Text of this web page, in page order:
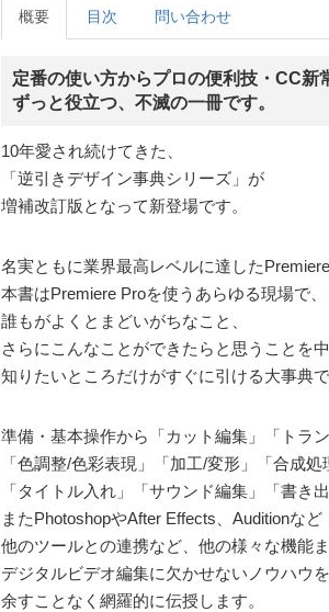
概要 目次 問い合わせ
定番の使い方からプロの便利技・CC新
ずっと役立つ、不滅の一冊です。
10年愛され続けてきた、
「逆引きデザイン事典シリーズ」が
増補改訂版となって新登場です。
名実ともに業界最高レベルに達したPremiere
本書はPremiere Proを使うあらゆる現場で、
誰もがよくとまどいがちなこと、
さらにこんなことができたらと思うことを中
知りたいところだけがすぐに引ける大事典で
準備・基本操作から「カット編集」「トラン
「色調整/色彩表現」「加工/変形」「合成処
「タイトル入れ」「サウンド編集」「書き出
またPhotoshopやAfter Effects、Auditionなど
他のツールとの連携など、他の様々な機能ま
デジタルビデオ編集に欠かせないノウハウを
余すことなく網羅的に伝授します。